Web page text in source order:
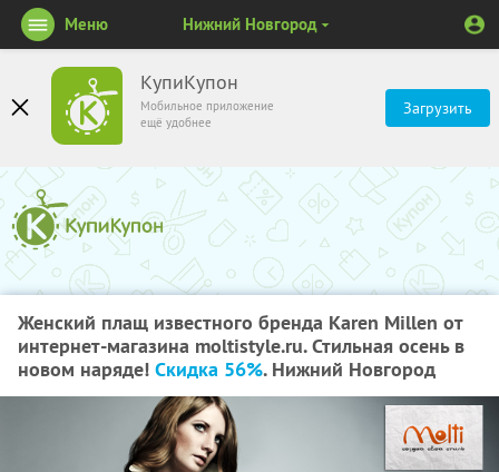
КупиКупон
Мобильное приложение
ещё удобнее
Загрузить
Меню Нижний Новгород
Женский плащ известного бренда Karen Millen от
интернет-магазина moltistyle.ru. Стильная осень в
новом наряде! Скидка 56%. Нижний Новгород